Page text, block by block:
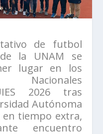
de futbol
la UNAM se
lugar en los
2026 tras
Autónoma
en tiempo extra,
encuentro